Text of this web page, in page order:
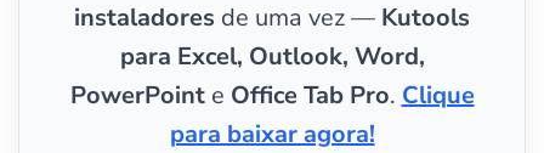
instaladores de uma vez — Kutools
para Excel, Outlook, Word,
PowerPointe Office Tab Pro.Clique
para baixar agora!